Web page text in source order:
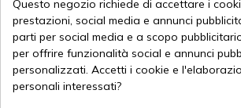
Spedizioni
Questo negozio richiede di accettare i
prestazioni, social media e annunci
parti per social media e a scopo
per offrire funzionalità social e annunci
personalizzati. Accetti i cookie e
personali interessati?